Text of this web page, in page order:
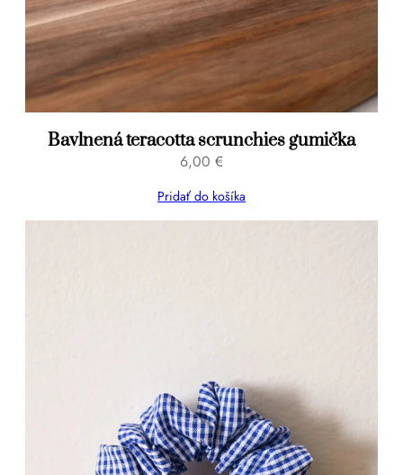
Bavlnená teracotta scrunchies gumička
6,00 €
Pridať do košíka